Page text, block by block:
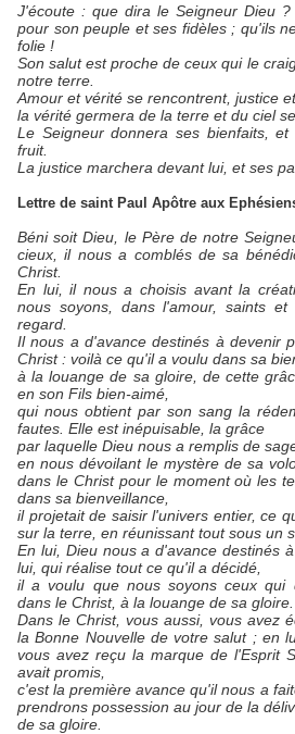
J'écoute : que dira le Seigneur Dieu
pour son peuple et ses fidèles ; qu'ils
folie !
Son salut est proche de ceux qui le
notre terre.
Amour et vérité se rencontrent, justice
la vérité germera de la terre et du ciel
Le Seigneur donnera ses bienfaits,
fruit.
La justice marchera devant lui, et ses
Lettre de saint Paul Apôtre aux
Béni soit Dieu, le Père de notre
cieux, il nous a comblés de sa
Christ.
En lui, il nous a choisis avant la
nous soyons, dans l'amour, saints et
regard.
Il nous a d'avance destinés à devenir
Christ : voilà ce qu'il a voulu dans sa
à la louange de sa gloire, de cette
en son Fils bien-aimé,
qui nous obtient par son sang la
fautes. Elle est inépuisable, la grâce
par laquelle Dieu nous a remplis de
en nous dévoilant le mystère de sa
dans le Christ pour le moment où les
dans sa bienveillance,
il projetait de saisir l'univers entier, ce
sur la terre, en réunissant tout sous un
En lui, Dieu nous a d'avance destinés
lui, qui réalise tout ce qu'il a décidé,
il a voulu que nous soyons ceux qui
dans le Christ, à la louange de sa gloire.
Dans le Christ, vous aussi, vous avez
la Bonne Nouvelle de votre salut ; en
vous avez reçu la marque de l'Esprit
avait promis,
c'est la première avance qu'il nous a
prendrons possession au jour de la
de sa gloire.